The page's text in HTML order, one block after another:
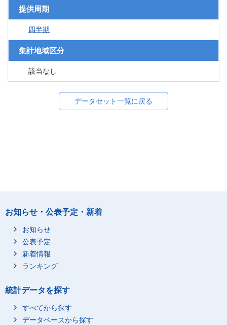
提供周期
四半期
集計地域区分
該当なし
データセット一覧に戻る
お知らせ・公表予定・新着
お知らせ
公表予定
新着情報
ランキング
統計データを探す
すべてから探す
データベースから探す